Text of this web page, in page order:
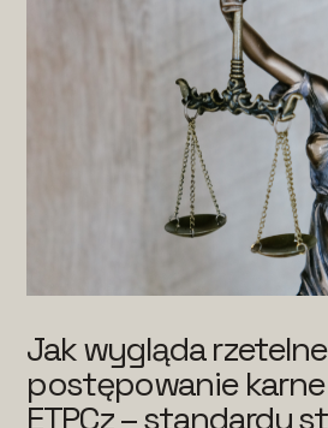
Jak wygląda rzetelne
postępowanie
ETPCz – standardy